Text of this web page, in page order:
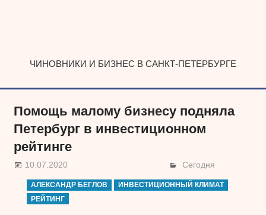
ЧИНОВНИКИ И БИЗНЕС В САНКТ-ПЕТЕРБУРГЕ
Помощь малому бизнесу подняла
Петербург в инвестиционном
рейтинге
10.07.2020 Сегодня
АЛЕКСАНДР БЕГЛОВ
ИНВЕСТИЦИОННЫЙ КЛИМАТ
РЕЙТИНГ